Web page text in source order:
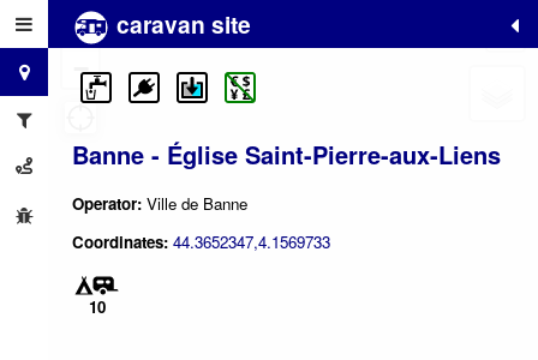
caravan site
Banne - Église Saint-Pierre-aux-Liens
Operator: Ville de Banne
Coordinates: 44.3652347,4.1569733
10
+
−